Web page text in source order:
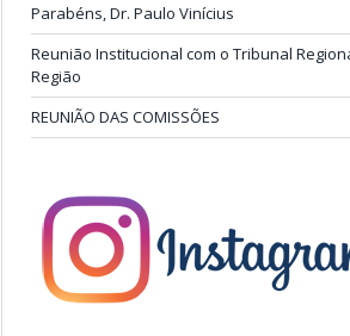
Parabéns, Dr. Paulo Vinícius
Reunião Institucional com o Tribunal
Região
REUNIÃO DAS COMISSÕES